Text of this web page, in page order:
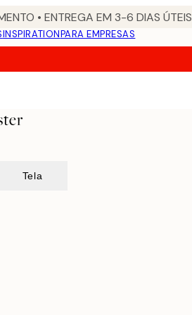
• ENTREGA EM 3-6 DIAS ÚTEIS
INSPIRATIONPARA EMPRESAS
Tela